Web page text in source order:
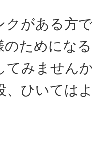
クがある方
のためにな
てみません
、ひいては